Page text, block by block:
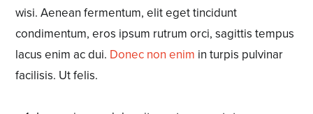
wisi. Aenean fermentum, elit eget tincidunt
condimentum, eros ipsum rutrum orci, sagittis tempus
lacus enim ac dui. Donec non enim in turpis pulvinar
facilisis. Ut felis.